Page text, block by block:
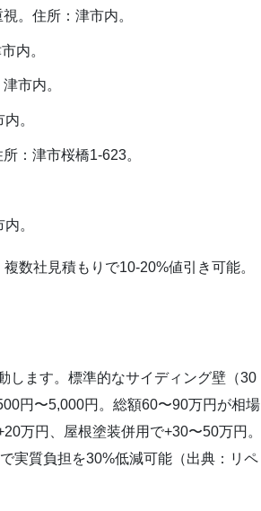
。住所：津市内。
内。
市内。
。
：津市桜橋1-623。
。
数社見積もりで10-20%値引き可能。
します。標準的なサイディング壁（30
円〜5,000円。総額60〜90万円が相場
万円、屋根塗装併用で+30〜50万円。
実質負担を30%低減可能（出典：リペ